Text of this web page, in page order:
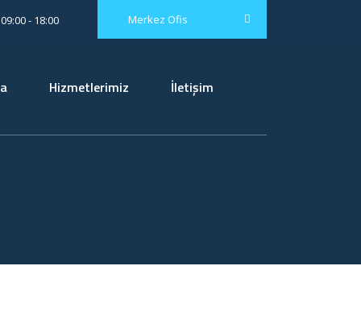
Merkez Ofis
- 18:00
Hizmetlerimiz İletişim